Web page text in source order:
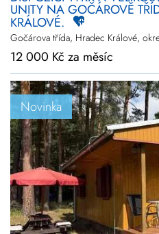
UNITY NA GOČÁROVĚ
KRÁLOVÉ.
Gočárova třída, Hradec Králové,
12 000 Kč za měsíc
Novinka